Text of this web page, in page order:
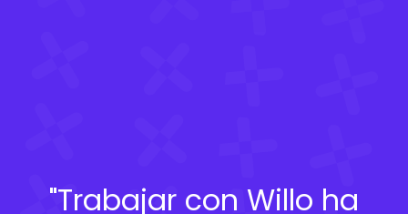
"Trabajar con Willo ha